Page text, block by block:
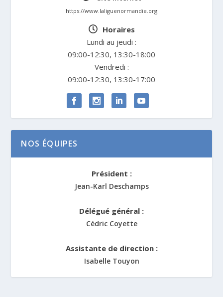
https://www.laliguenormandie.org
Horaires
Lundi au jeudi :
09:00-12:30, 13:30-18:00
Vendredi :
09:00-12:30, 13:30-17:00
NOS ÉQUIPES
Président :
Jean-Karl Deschamps
Délégué général :
Cédric Coyette
Assistante de direction :
Isabelle Touyon